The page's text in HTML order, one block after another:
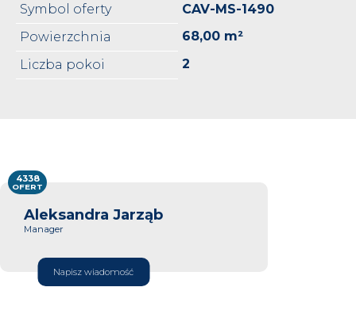
Symbol oferty
CAV-MS-1490
Powierzchnia
68,00 m²
Liczba pokoi
2
Aleksandra Jarząb
Manager
Napisz wiadomość
4338
OFERT